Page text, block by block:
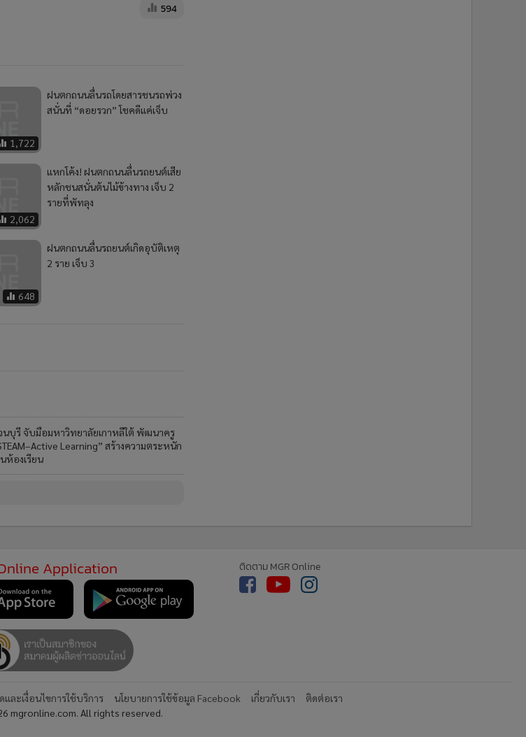
594
1,722
ฝนตกถนนลื่นรถโดยสารชนรถพ่วง
สนั่นที่ “ดอยรวก” โชคดีแค่เจ็บ
2,062
แหกโค้ง! ฝนตกถนนลื่นรถยนต์เสีย
หลักชนสนั่นต้นไม้ข้างทาง เจ็บ 2
รายที่พัทลุง
648
ฝนตกถนนลื่นรถยนต์เกิดอุบัติเหตุ
2 ราย เจ็บ 3
บุรี จับมือมหาวิทยาลัยเกาหลีใต้ พัฒนาครู
Learning” สร้างความตระหนัก
ห้องเรียน
Application ติดตาม MGR Online
ละเงื่อนไขการใช้บริการ นโยบายการใช้ข้อมูล Facebook เกี่ยวกับเรา
ติดต่อเรา
mgronline.com. All rights reserved.